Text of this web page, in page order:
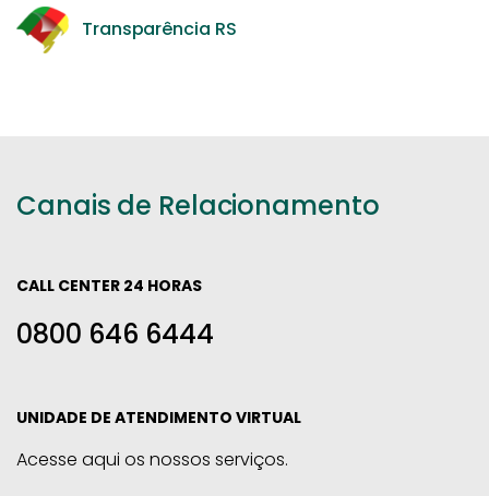
Transparência RS
Canais de Relacionamento
CALL CENTER 24 HORAS
0800 646 6444
UNIDADE DE ATENDIMENTO VIRTUAL
Acesse aqui os nossos serviços.